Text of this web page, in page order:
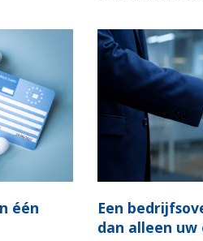
één
Een
dan alleen